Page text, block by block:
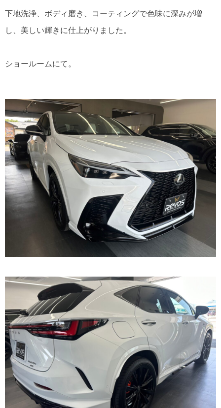
下地洗浄、ボディ磨き、コーティングで色味に深みが増
し、美しい輝きに仕上がりました。
ショールームにて。